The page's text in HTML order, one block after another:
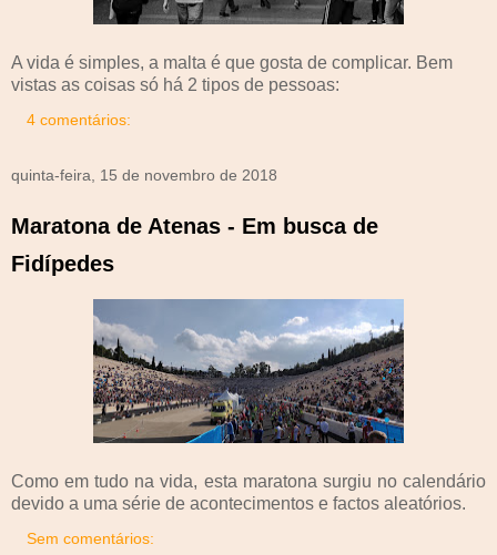
A vida é simples, a malta é que gosta de complicar. Bem
vistas as coisas só há 2 tipos de pessoas:
4 comentários:
quinta-feira, 15 de novembro de 2018
Maratona de Atenas - Em busca de
Fidípedes
Como em tudo na vida, esta maratona surgiu no calendário
devido a uma série de acontecimentos e factos aleatórios.
Sem comentários: